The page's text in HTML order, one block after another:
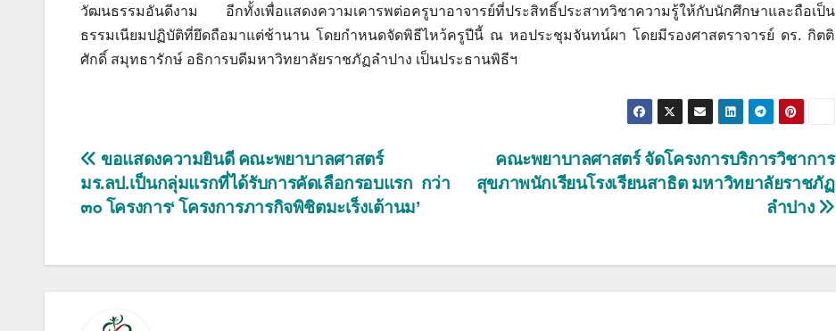
วัฒนธรรมอันดีงาม อีกทั้งเพื่อแสดงความเคารพต่อครูบาอาจารย์ที่ประสิทธิ์ประสาทวิชาความรู้ให้กับนักศึกษาและถือเป็น
ธรรมเนียมปฏิบัติที่ยึดถือมาแต่ช้านาน โดยกำหนดจัดพิธีไหว้ครูปีนี้ ณ หอประชุมจันทน์ผา โดยมีรองศาสตราจารย์ ดร. กิตติ
ศักดิ์ สมุทธารักษ์ อธิการบดีมหาวิทยาลัยราชภัฏลำปาง เป็นประธานพิธีฯ
แนะแนว
เรื่อง
คณะพยาบาลศาสตร์ จัดโครงการบริการวิชาการ
สุขภาพนักเรียนโรงเรียนสาธิต มหาวิทยาลัยราชภัฏ
ลำปาง
ขอแสดงความยินดี คณะพยาบาลศาสตร์
มร.ลป.เป็นกลุ่มแรกที่ได้รับการคัดเลือกรอบแรก กว่า
๓๐ โครงการ‘ โครงการภารกิจพิชิตมะเร็งเต้านม’